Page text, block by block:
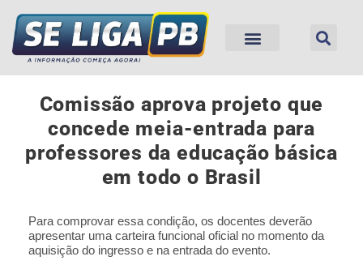
Comissão aprova projeto que
concede meia-entrada para
professores da educação básica
em todo o Brasil
Para comprovar essa condição, os docentes deverão
apresentar uma carteira funcional oficial no momento da
aquisição do ingresso e na entrada do evento.